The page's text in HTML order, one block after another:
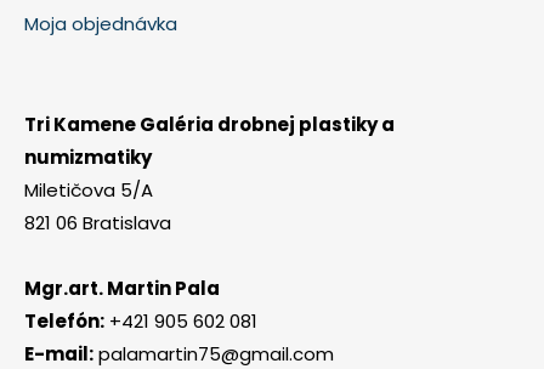
Moja objednávka
Tri Kamene Galéria drobnej plastiky a
numizmatiky
Miletičova 5/A
821 06 Bratislava
Mgr.art. Martin Pala
Telefón: +421 905 602 081
E-mail:palamartin75@gmail.com